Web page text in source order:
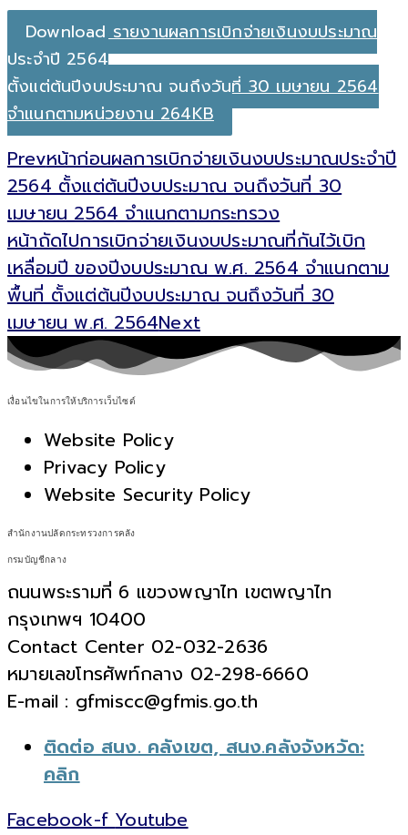
Download รายงานผลการเบิกจ่ายเงินงบประมาณ
ประจำปี 2564
ตั้งแต่ต้นปีงบประมาณ จนถึงวันที่ 30 เมษายน 2564
จำแนกตามหน่วยงาน 264KB
Prevหน้าก่อนผลการเบิกจ่ายเงินงบประมาณประจำปี
2564 ตั้งแต่ต้นปีงบประมาณ จนถึงวันที่ 30
เมษายน 2564 จำแนกตามกระทรวง
หน้าถัดไปการเบิกจ่ายเงินงบประมาณที่กันไว้เบิก
เหลื่อมปี ของปีงบประมาณ พ.ศ. 2564 จำแนกตาม
พื้นที่ ตั้งแต่ต้นปีงบประมาณ จนถึงวันที่ 30
เมษายน พ.ศ. 2564Next
เงื่อนไขในการให้บริการเว็บไซต์
Website Policy
Privacy Policy
Website Security Policy
สำนักงานปลัดกระทรวงการคลัง
กรมบัญชีกลาง
ถนนพระรามที่ 6 แขวงพญาไท เขตพญาไท
กรุงเทพฯ 10400
Contact Center 02-032-2636
หมายเลขโทรศัพท์กลาง 02-298-6660
E-mail : gfmiscc@gfmis.go.th
ติดต่อ สนง. คลังเขต, สนง.คลังจังหวัด:
คลิก
Facebook-f Youtube